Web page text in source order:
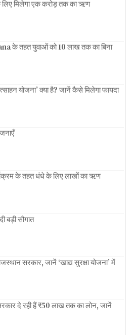
लिए मिलेगा एक करोड़ तक का ऋण
के तहत युवाओं को 10 लाख तक का बिना
योजना’ क्या है? जानें कैसे मिलेगा फायदा
के तहत धंधे के लिए लाखों का ऋण
बड़ी सौगात
सरकार, जानें ‘खाद्य सुरक्षा योजना’ में
दे रही हैं ₹50 लाख तक का लोन, जानें